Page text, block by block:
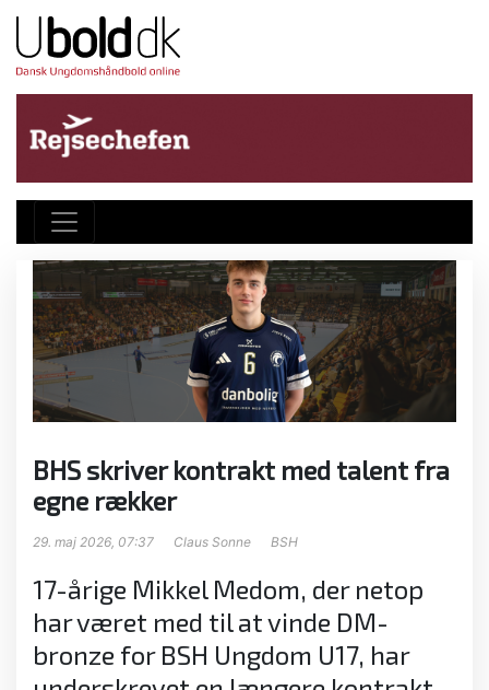
BHS skriver kontrakt med talent fra
egne rækker
29. maj 2026, 07:37 Claus Sonne BSH
17-årige Mikkel Medom, der netop
har været med til at vinde DM-
bronze for BSH Ungdom U17, har